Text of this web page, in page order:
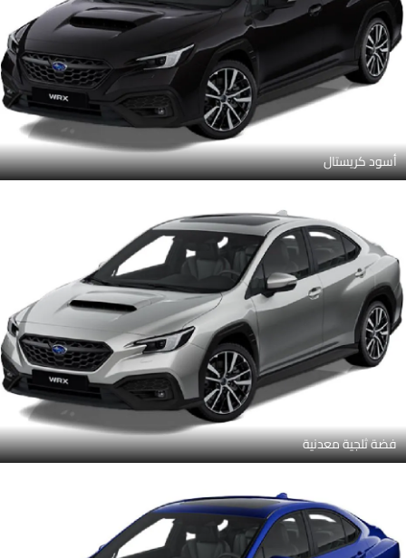
أسود كريستال
فضة ثلجية معدنية